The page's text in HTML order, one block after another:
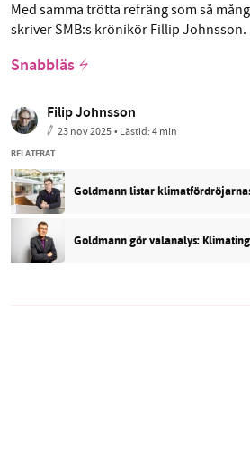
Med samma trötta refräng som så
skriver SMB:s krönikör Fillip Johnsson.
Snabbläs
Filip Johnsson
23 nov 2025• Lästid:4 min
RELATERAT
Goldmann listar
Goldmann gör valanalys: